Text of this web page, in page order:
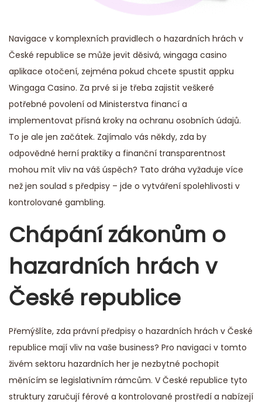
Navigace v komplexních pravidlech o hazardních hrách v
České republice se může jevit děsivá, wingaga casino
aplikace otočení, zejména pokud chcete spustit appku
Wingaga Casino. Za prvé si je třeba zajistit veškeré
potřebné povolení od Ministerstva financí a
implementovat přísná kroky na ochranu osobních údajů.
To je ale jen začátek. Zajímalo vás někdy, zda by
odpovědné herní praktiky a finanční transparentnost
mohou mít vliv na váš úspěch? Tato dráha vyžaduje více
než jen soulad s předpisy – jde o vytváření spolehlivosti v
kontrolované gambling.
Chápání zákonům o
hazardních hrách v
České republice
Přemýšlíte, zda právní předpisy o hazardních hrách v České
republice mají vliv na vaše business? Pro navigaci v tomto
živém sektoru hazardních her je nezbytné pochopit
měnícím se legislativním rámcům. V České republice tyto
struktury zaručují férové a kontrolované prostředí a nabízejí